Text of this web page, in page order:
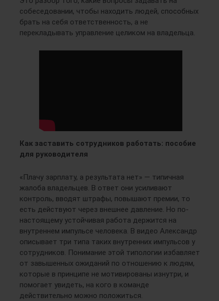
собеседовании, чтобы находить людей, способных
брать на себя ответственность, а не
перекладывать управление целиком на владельца.
Как заставить сотрудников работать: пособие
для руководителя
«Плачу зарплату, а результата нет» — типичная
жалоба владельцев. В ответ они усиливают
контроль, вводят штрафы, повышают премии, то
есть действуют через внешнее давление. Но по-
настоящему устойчивая работа держится на
внутреннем импульсе человека. В видео Александр
описывает три типа таких внутренних импульсов у
сотрудников. Понимание этой типологии избавляет
от завышенных ожиданий по отношению к людям,
которые в принципе не мотивированы изнутри, и
помогает увидеть, на кого в команде
действительно можно положиться.